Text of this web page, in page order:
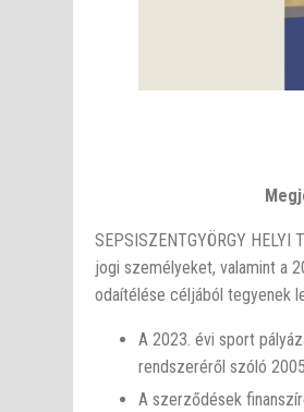
SEPSISZENTGYÖRGY
jogi személyeket, valamint a
odaítélése céljából tegyenek
A 2023. évi sport
rendszeréről szóló
A szerződések